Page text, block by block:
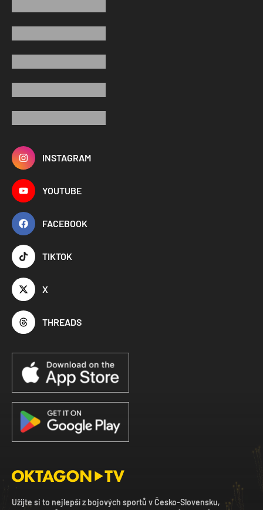
INSTAGRAM
YOUTUBE
FACEBOOK
TIKTOK
X
THREADS
Užijte si to nejlepší z bojových sportů v Česko-Slovensku,